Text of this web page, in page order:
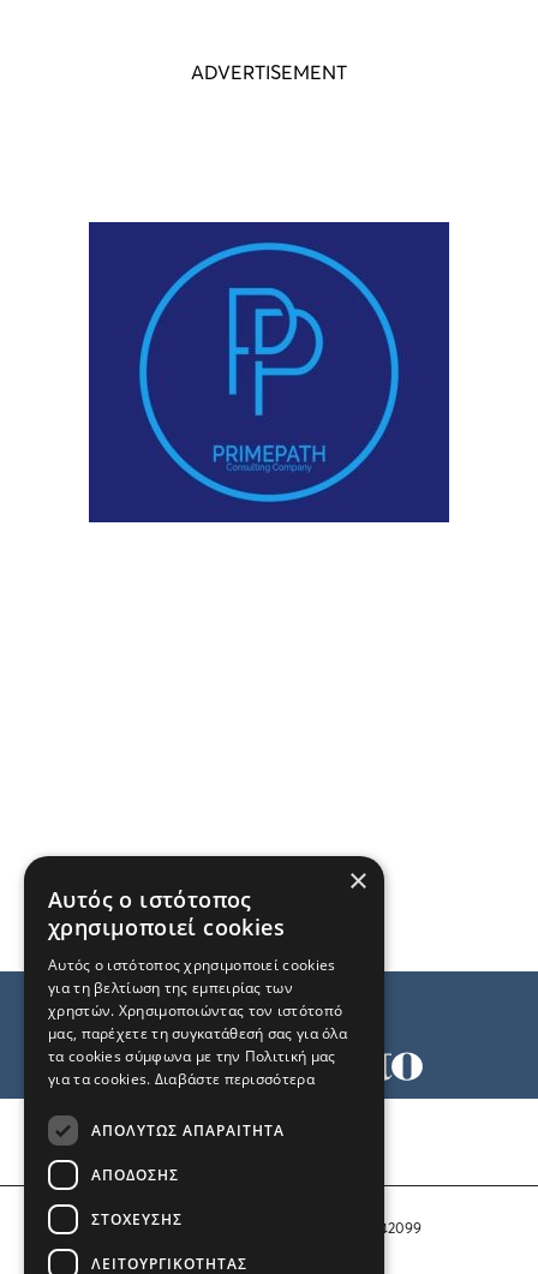
Αριθμός Πιστοποίησης Μ.Η.Τ. 242099
×
Αυτός ο ιστότοπος
χρησιμοποιεί cookies
Αυτός ο ιστότοπος χρησιμοποιεί cookies
για τη βελτίωση της εμπειρίας των
χρηστών. Χρησιμοποιώντας τον ιστότοπό
μας, παρέχετε τη συγκατάθεσή σας για όλα
τα cookies σύμφωνα με την Πολιτική μας
για τα cookies. Διαβάστε περισσότερα
ΑΠΟΛΎΤΩΣ ΑΠΑΡΑΊΤΗΤΑ
ΑΠΌΔΟΣΗΣ
ΣΤΌΧΕΥΣΗΣ
ΛΕΙΤΟΥΡΓΙΚΌΤΗΤΑΣ